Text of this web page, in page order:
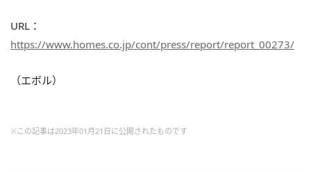
URL：
https://www.homes.co.jp/cont/press/report/report_00273/
（エボル）
※この記事は2023年01月21日に公開されたものです